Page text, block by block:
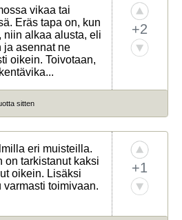
vikaa tai
Eräs tapa on, kun
niin alkaa alusta, eli
ja asennat ne
oikein. Toivotaan,
+2
sitten
eri muisteilla.
on tarkistanut kaksi
oikein. Lisäksi
toimivaan.
+1